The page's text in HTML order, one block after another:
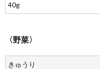
40g
〈野菜〉
きゅうり